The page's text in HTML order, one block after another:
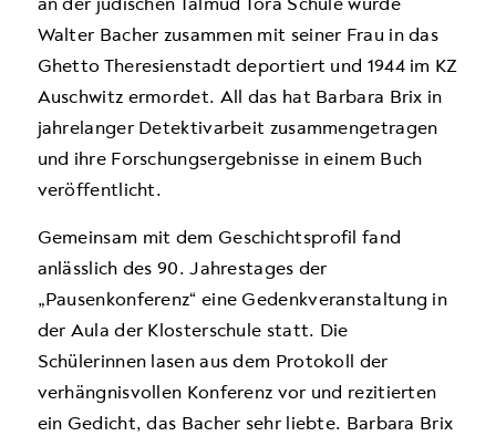
Walter Bacher zusammen mit seiner Frau in das
Ghetto Theresienstadt deportiert und 1944 im KZ
Auschwitz ermordet. All das hat Barbara Brix in
jahrelanger Detektivarbeit zusammengetragen
und ihre Forschungsergebnisse in einem Buch
veröffentlicht.
Gemeinsam mit dem Geschichtsprofil fand
anlässlich des 90. Jahrestages der
„Pausenkonferenz“ eine Gedenkveranstaltung in
der Aula der Klosterschule statt. Die
Schülerinnen lasen aus dem Protokoll der
verhängnisvollen Konferenz vor und rezitierten
ein Gedicht, das Bacher sehr liebte. Barbara Brix